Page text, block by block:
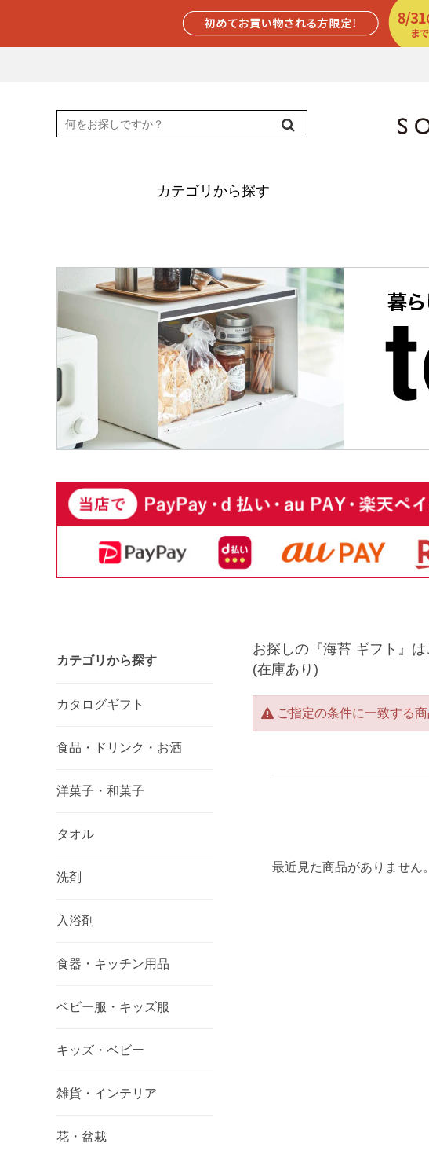
カテゴリから探す
カテゴリから探す
カタログギフト
食品・ドリンク・お酒
洋菓子・和菓子
タオル
洗剤
入浴剤
食器・キッチン用品
ベビー服・キッズ服
キッズ・ベビー
雑貨・インテリア
花・盆栽
お探しの『海苔 ギフト』は
(在庫あり)
ご指定の条件に一致する
最近見た商品がありません。